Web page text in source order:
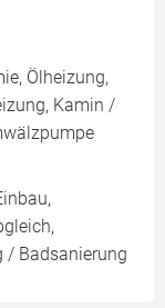
Ölheizung,
Kamin /
/ Badsanierung